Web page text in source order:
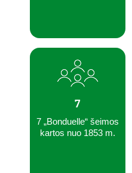
7
7 „Bonduelle“ šeimos
kartos nuo 1853 m.